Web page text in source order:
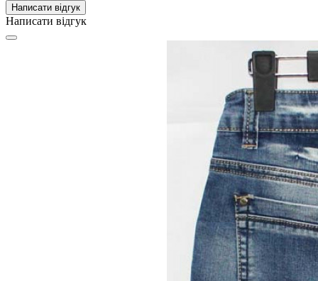
Написати відгук
Написати відгук